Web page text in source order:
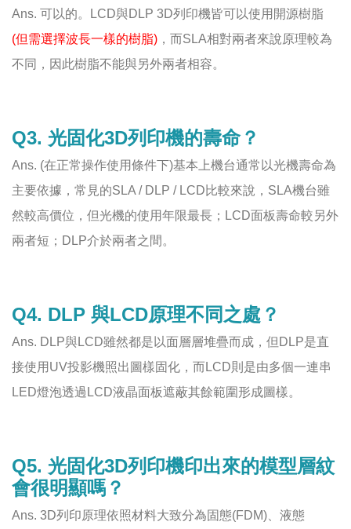
Ans. 可以的。LCD與DLP 3D列印機皆可以使用開源樹脂
(但需選擇波長一樣的樹脂) ，而SLA相對兩者來說原理較為
不同，因此樹脂不能與另外兩者相容。
Q3. 光固化3D列印機的壽命？
Ans. (在正常操作使用條件下)基本上機台通常以光機壽命為
主要依據，常見的SLA / DLP / LCD比較來說，SLA機台雖
然較高價位，但光機的使用年限最長；LCD面板壽命較另外
兩者短；DLP介於兩者之間。
Q4. DLP 與LCD原理不同之處？
Ans. DLP與LCD雖然都是以面層層堆疊而成，但DLP是直
接使用UV投影機照出圖樣固化，而LCD則是由多個一連串
LED燈泡透過LCD液晶面板遮蔽其餘範圍形成圖樣。
Q5. 光固化3D列印機印出來的模型層紋
會很明顯嗎？
Ans. 3D列印原理依照材料大致分為固態(FDM)、液態